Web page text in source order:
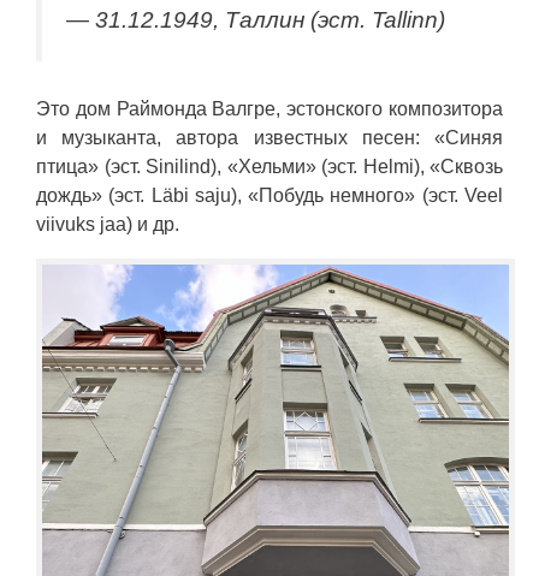
— 31.12.1949, Таллин (эст. Tallinn)
Это дом Раймонда Валгре, эстонского композитора
и музыканта, автора известных песен: «Синяя
птица» (эст. Sinilind), «Хельми» (эст. Helmi), «Сквозь
дождь» (эст. Läbi saju), «Побудь немного» (эст. Veel
viivuks jaa) и др.